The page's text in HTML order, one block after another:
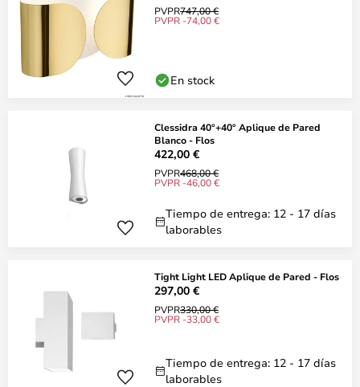
PVPR747,00 €
PVPR -74,00 €
En stock
Clessidra 40°+40° Aplique de Pared
Blanco - Flos
422,00 €
PVPR468,00 €
PVPR -46,00 €
Tiempo de entrega: 12 - 17 días
laborables
Tight Light LED Aplique de Pared - Flos
297,00 €
PVPR330,00 €
PVPR -33,00 €
Tiempo de entrega: 12 - 17 días
laborables